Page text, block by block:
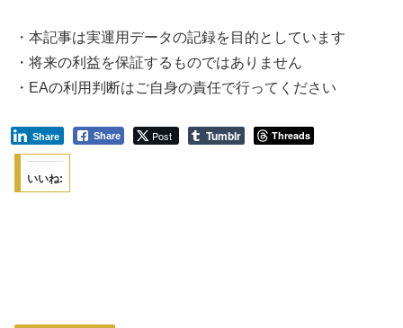
・本記事は実運用データの記録を目的としています
・将来の利益を保証するものではありません
・EAの利用判断はご自身の責任で行ってください
Share Post
Share Tumblr Threads
いいね: